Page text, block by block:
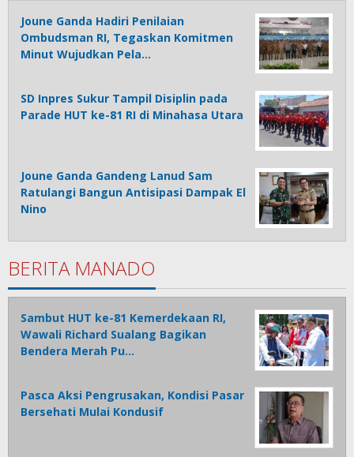
Joune Ganda Hadiri Penilaian
Ombudsman RI, Tegaskan Komitmen
Minut Wujudkan Pela…
SD Inpres Sukur Tampil Disiplin pada
Parade HUT ke-81 RI di Minahasa Utara
Joune Ganda Gandeng Lanud Sam
Ratulangi Bangun Antisipasi Dampak El
Nino
BERITA MANADO
Sambut HUT ke-81 Kemerdekaan RI,
Wawali Richard Sualang Bagikan
Bendera Merah Pu…
Pasca Aksi Pengrusakan, Kondisi Pasar
Bersehati Mulai Kondusif